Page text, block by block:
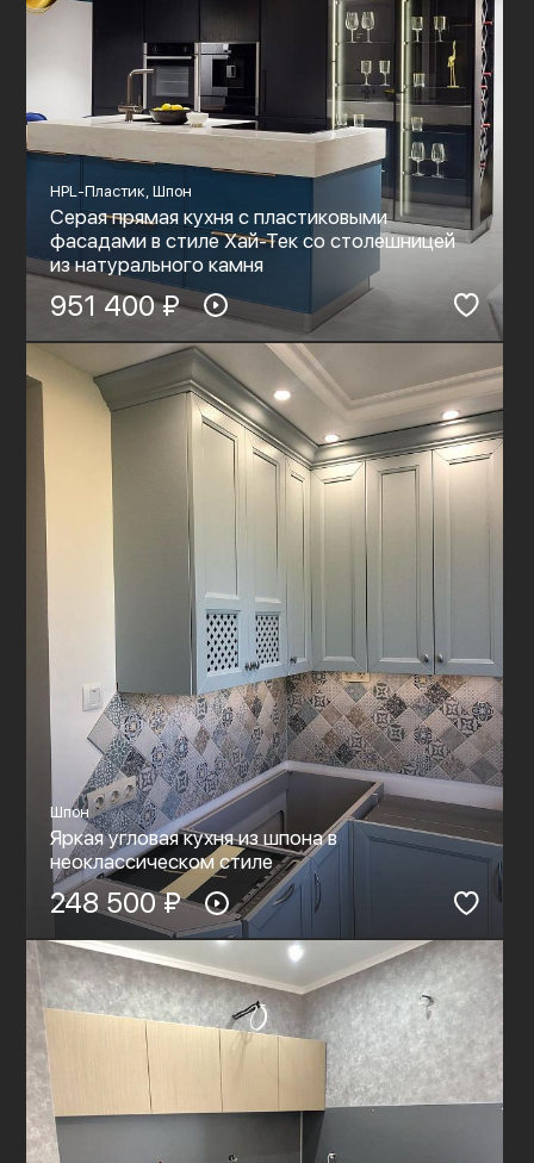
HPL-Пластик, Шпон
Серая прямая кухня с пластиковыми
фасадами в стиле Хай-Тек со столешницей
из натурального камня
951 400 ₽
Шпон
Яркая угловая кухня из шпона в
неоклассическом стиле
248 500 ₽